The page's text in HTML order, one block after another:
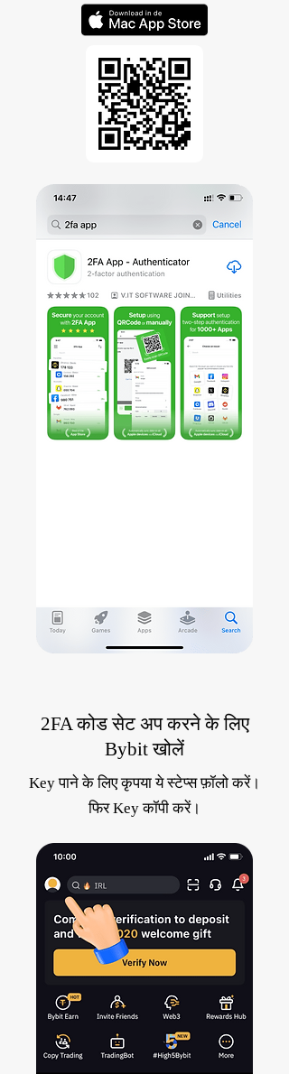
2FA कोड सेट अप करने के लिए
Bybit खोलें
Key पाने के लिए कृपया ये स्टेप्स फ़ॉलो करें।
फिर Key कॉपी करें।